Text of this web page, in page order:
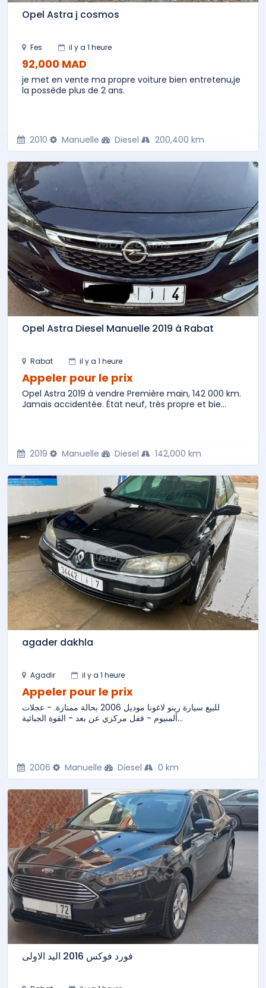
Opel Astra j cosmos
Fes il y a 1 heure
92,000 MAD
je met en vente ma propre voiture bien entretenu,je
la possède plus de 2 ans.
2010 Manuelle Diesel 200,400 km
Opel Astra Diesel Manuelle 2019 à Rabat
Rabat il y a 1 heure
Appeler pour le prix
Opel Astra 2019 à vendre Première main, 142 000 km.
Jamais accidentée. État neuf, très propre et bie...
2019 Manuelle Diesel 142,000 km
agader dakhla
Agadir il y a 1 heure
Appeler pour le prix
للبيع سيارة رينو لاغونا موديل 2006 بحالة ممتازة. - عجلات
ألمنيوم - قفل مركزي عن بعد - القوة الجبائية...
2006 Manuelle Diesel 0 km
فورد فوكس 2016 اليد الاولى